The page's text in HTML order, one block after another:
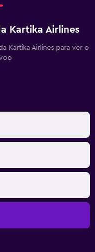
Kartika Airlines
Kartika Airlines para ver o